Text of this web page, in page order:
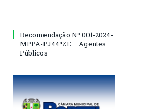
Recomendação Nº 001-2024-
MPPA-PJ44ªZE – Agentes
Públicos